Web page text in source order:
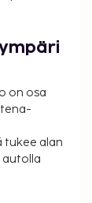
asiasta
avulla.
on osa
tukee alan